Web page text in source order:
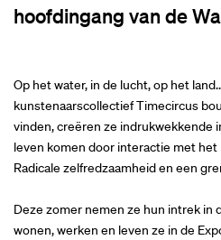
hoofdingang van de
Op het water, in de lucht, op het
kunstenaarscollectief Timecircus
vinden, creëren ze indrukwekkende
leven komen door interactie met
Radicale zelfredzaamheid en een
Deze zomer nemen ze hun intrek in
wonen, werken en leven ze in de